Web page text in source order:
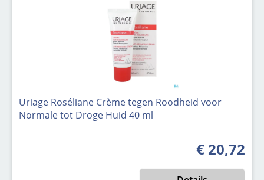
Uriage Roséliane Crème tegen Roodheid voor
Normale tot Droge Huid 40 ml
Normale
€ 20,72